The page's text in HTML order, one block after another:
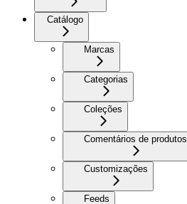
Catálogo
Marcas
Categorias
Coleções
Comentários de produtos
Customizações
Feeds